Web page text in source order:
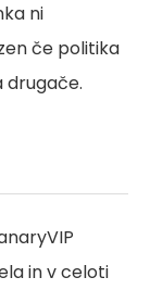
ni
če politika
drugače.
in v celoti